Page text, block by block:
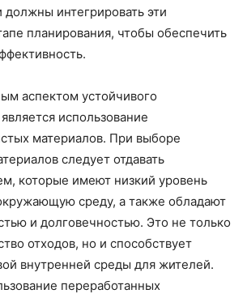
интегрировать эти
планирования, чтобы обеспечить
аспектом устойчивого
использование
материалов. При выборе
следует отдавать
которые имеют низкий уровень
среду, а также обладают
и долговечностью. Это не только
отходов, но и способствует
внутренней среды для жителей.
переработанных